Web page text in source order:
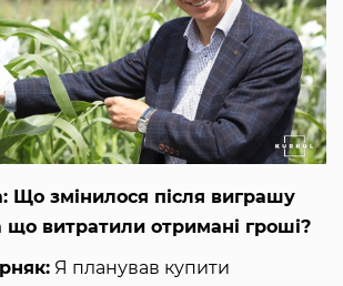
Що змінилося після виграшу
що витратили отримані гроші?
Я планував купити